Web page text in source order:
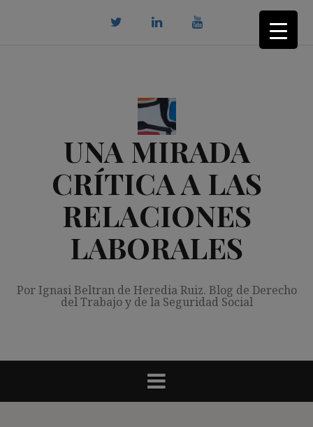
UNA MIRADA
CRÍTICA A LAS
RELACIONES
LABORALES
Por Ignasi Beltran de Heredia Ruiz. Blog de Derecho
del Trabajo y de la Seguridad Social